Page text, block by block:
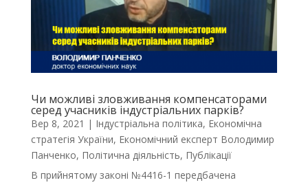
Чи можливі зловживання компенсаторами
серед учасників індустріальних парків?
Вер 8, 2021 | Індустріальна політика, Економічна
стратегія України, Економічний експерт Володимир
Панченко, Політична діяльність, Публікації
В прийнятому законі №4416-1 передбачена